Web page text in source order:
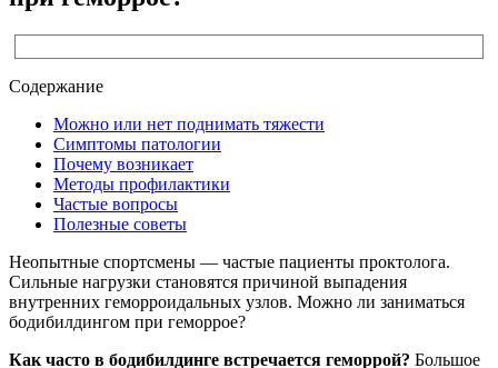
Содержание
Можно или нет поднимать тяжести
Симптомы патологии
Почему возникает
Методы профилактики
Частые вопросы
Полезные советы
Неопытные спортсмены — частые пациенты проктолога.
Сильные нагрузки становятся причиной выпадения
внутренних геморроидальных узлов. Можно ли заниматься
бодибилдингом при геморрое?
Как часто в бодибилдинге встречается геморрой? Большое